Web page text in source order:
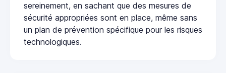
sereinement, en sachant que des mesures de
sécurité appropriées sont en place, même sans
un plan de prévention spécifique pour les risques
technologiques.